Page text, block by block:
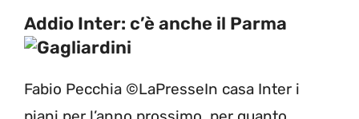
Addio Inter: c’è anche il Parma
Fabio Pecchia ©LaPresseIn casa Inter i